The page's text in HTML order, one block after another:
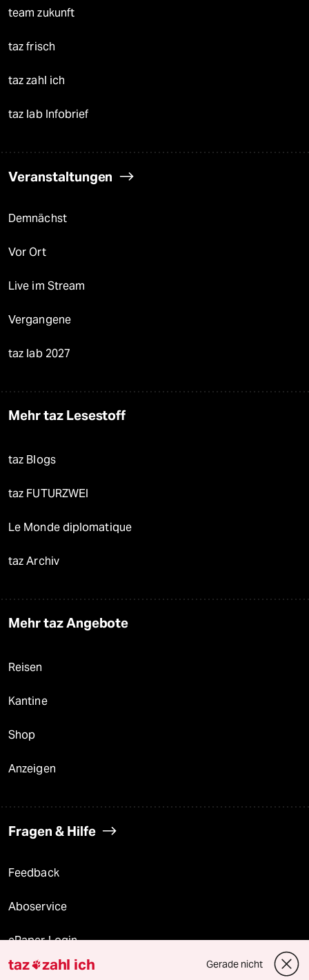
team zukunft
taz frisch
taz zahl ich
taz lab Infobrief
Veranstaltungen
Demnächst
Vor Ort
Live im Stream
Vergangene
taz lab 2027
Mehr taz Lesestoff
taz Blogs
taz FUTURZWEI
Le Monde diplomatique
taz Archiv
Mehr taz Angebote
Reisen
Kantine
Shop
Anzeigen
Fragen & Hilfe
Feedback
Aboservice
ePaper Login
Downloads für Abonnierende
taz zahl ich Gerade nicht